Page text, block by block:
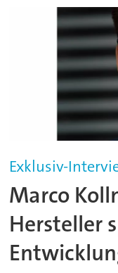
Exklusiv-
Marco
Hersteller